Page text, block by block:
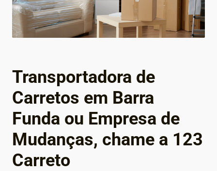
Transportadora de
Carretos em Barra
Funda ou Empresa de
Mudanças, chame a 123
Carreto